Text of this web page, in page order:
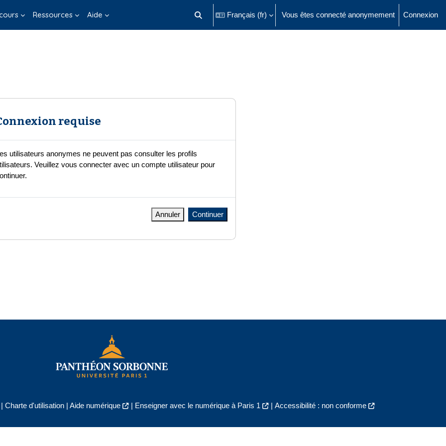
Ressources Aide Activer/désactiver la saisie de recherche
Français ‎(fr)‎ Vous êtes connecté anonymement Connexion
requise
utilisateurs anonymes ne peuvent pas consulter les profils
Veuillez vous connecter avec un compte utilisateur pour
Annuler Continuer
Charte d'utilisation| Aide numérique | Enseigner avec le numérique à Paris 1 | Accessibilité : non conforme